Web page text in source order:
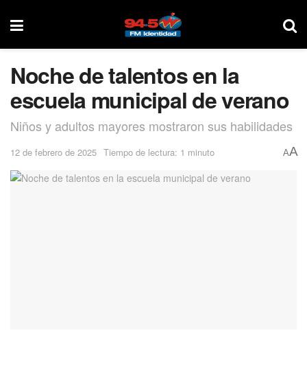
Noche de talentos en la
escuela municipal de verano
Niños y adultos mayores mostraron sus habilidades
12 de febrero de 2025 Tiempo de lectura: 1 minuto AA